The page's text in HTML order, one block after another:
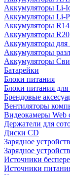
Аккумуляторы Li-
Аккумуляторы Li-
Аккумуляторы R14
Аккумуляторы R20
Аккумуляторы
Аккумуляторы
Аккумуляторы
Батарейки
Блоки питания
Блоки питания для
Брендовые
Вентиляторы
Видеокамеры Web
Держатели для
Диски CD
Зарядное
Зарядное
Источники
Источники